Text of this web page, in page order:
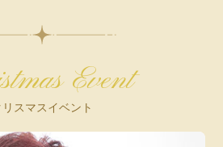
Event
リスマスイベント